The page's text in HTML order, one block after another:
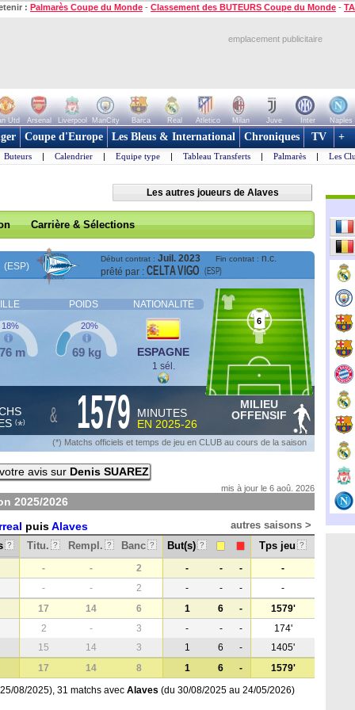
: Palmarès Coupe du Monde - Classement des BUTEURS Coupe du Monde -
emplacement publicitaire
Utd Arsenal Liverpool ManCity Barca Real Atletico Milan Juve Inter Naples
Coupe d'Europe Les Bleus & International Chroniques TV +
Buteurs | Calendrier | Equipe type | Tableau Transferts | Palmarès | Les
Les autres joueurs de Alaves
Carrière & Sélections
(ESP)
Début contrat : Juil. 2023 Fin contrat : n.c.
prêté par : CELTA VIGO (ESP)
POIDS NATIONALITE
m
18%
69 kg
20%
ESPAGNE
1 sél.
6
(*) & 1579 MINUTES
EN 2025-26
MILIEU
OFFENSIF
(*) Matchs officiels et temps de jeu en CLUB au cours de la saison
avis sur Denis SUAREZ
mis à jour le 6 aoû. 2026
2025/2026
puisAlaves
autres saisons >
? Titu. ? Rempl. ? Banc ? But(s) ? Tps jeu ?
- - 2 - - -
-
- - 2 - - -
-
17 14 6 1 6 -
1579'
2 - 3 - - -
174'
15 14 3 1 6 -
1405'
17 14 8 1 6 -
1579'
08/2025), 31 matchs avec Alaves (du 30/08/2025 au 24/05/2026)